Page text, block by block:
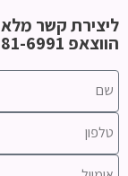
ליצירת קשר
הווצאפ 052-481-6991